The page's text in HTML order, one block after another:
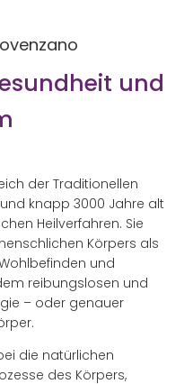
und
der Traditionellen
knapp 3000 Jahre alt
Heilverfahren. Sie
Körpers als
und
reibungslosen und
– oder genauer
die natürlichen
des Körpers,